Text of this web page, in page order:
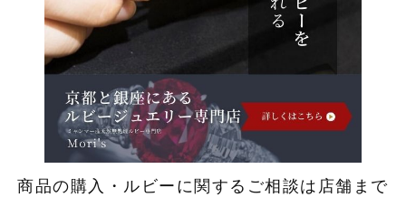
商品の購入・ルビーに関するご相談は店舗まで